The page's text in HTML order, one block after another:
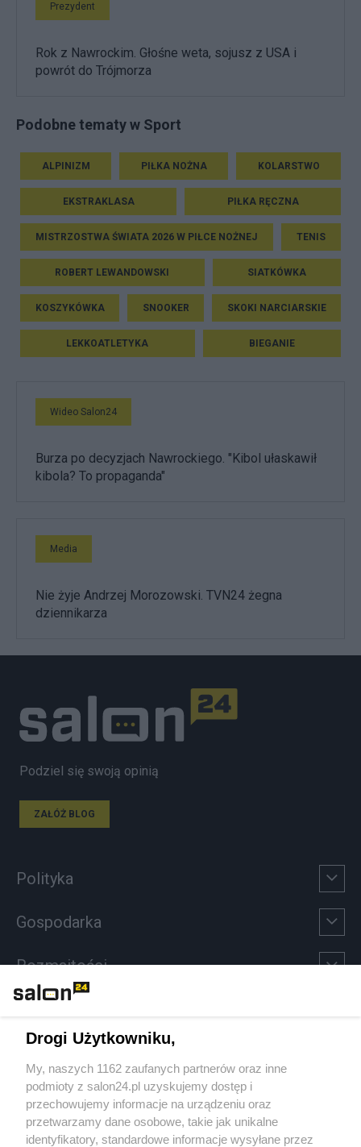
Prezydent
Rok z Nawrockim. Głośne weta, sojusz z USA i
powrót do Trójmorza
Podobne tematy w Sport
ALPINIZM PIŁKA NOŻNA KOLARSTWO
EKSTRAKLASA PIŁKA RĘCZNA
MISTRZOSTWA ŚWIATA 2026 W PIŁCE NOŻNEJ TENIS
ROBERT LEWANDOWSKI SIATKÓWKA
KOSZYKÓWKA SNOOKER SKOKI NARCIARSKIE
LEKKOATLETYKA BIEGANIE
Wideo Salon24
Burza po decyzjach Nawrockiego. "Kibol ułaskawił
kibola? To propaganda"
Media
Nie żyje Andrzej Morozowski. TVN24 żegna
dziennikarza
Podziel się swoją opinią
ZAŁÓŻ BLOG
Polityka
Gospodarka
Rozmaitości
Sport
Społeczeństwo
Kultura
Drogi Użytkowniku,
My, naszych 1162 zaufanych partnerów oraz inne
podmioty z salon24.pl uzyskujemy dostęp i
przechowujemy informacje na urządzeniu oraz
przetwarzamy dane osobowe, takie jak unikalne
identyfikatory, standardowe informacje wysyłane przez